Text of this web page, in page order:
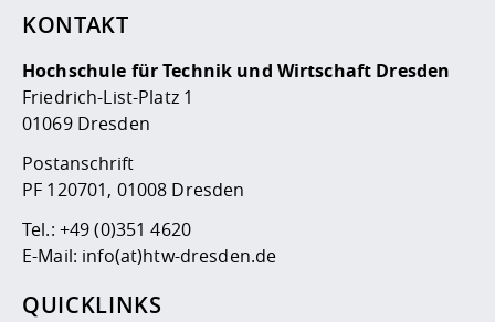
KONTAKT
Hochschule für Technik und Wirtschaft Dresden
Friedrich-List-Platz 1
01069 Dresden
Postanschrift
PF 120701, 01008 Dresden
Tel.: +49 (0)351 4620
E-Mail: info(at)htw-dresden.de
QUICKLINKS